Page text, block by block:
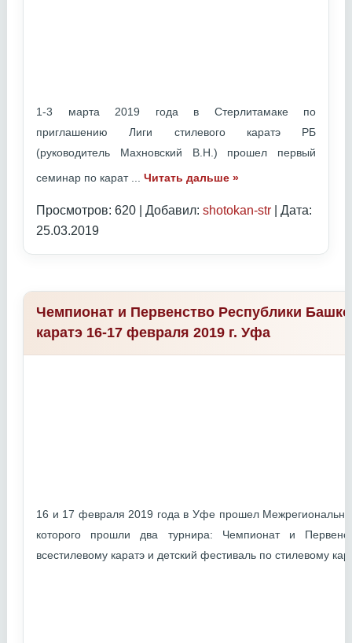
1-3 марта 2019 года в Стерлитамаке по
приглашению Лиги стилевого каратэ РБ
(руководитель Махновский В.Н.) прошел первый
семинар по карат
Читать дальше »
Просмотров: 620 | Добавил: shotokan-str | Дата:
25.03.2019
Чемпионат и Первенство Республики
каратэ 16-17 февраля 2019 г. Уфа
16 и 17 февраля 2019 года в Уфе прошел
которого прошли два турнира: Чемпионат и
всестилевому каратэ и детский фестиваль по стилевому